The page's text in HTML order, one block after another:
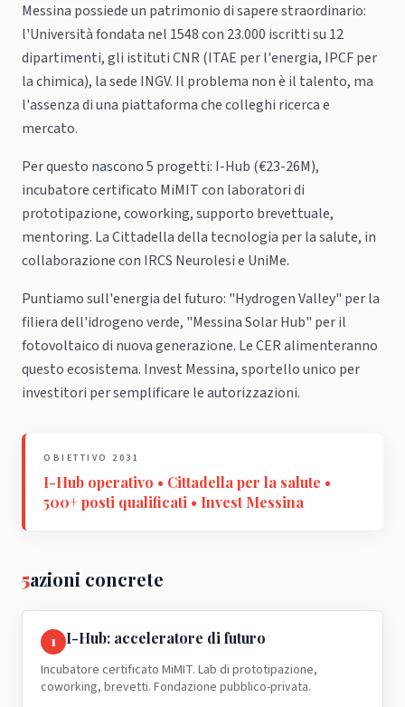
Messina possiede un patrimonio di sapere straordinario:
l'Università fondata nel 1548 con 23.000 iscritti su 12
dipartimenti, gli istituti CNR (ITAE per l'energia, IPCF per
la chimica), la sede INGV. Il problema non è il talento, ma
l'assenza di una piattaforma che colleghi ricerca e
mercato.
Per questo nascono 5 progetti: I-Hub (€23-26M),
incubatore certificato MiMIT con laboratori di
prototipazione, coworking, supporto brevettuale,
mentoring. La Cittadella della tecnologia per la salute, in
collaborazione con IRCS Neurolesi e UniMe.
Puntiamo sull'energia del futuro: "Hydrogen Valley" per la
filiera dell'idrogeno verde, "Messina Solar Hub" per il
fotovoltaico di nuova generazione. Le CER alimenteranno
questo ecosistema. Invest Messina, sportello unico per
investitori per semplificare le autorizzazioni.
OBIETTIVO 2031
I-Hub operativo • Cittadella per la salute •
500+ posti qualificati • Invest Messina
5azioni concrete
1 I-Hub: acceleratore di futuro
Incubatore certificato MiMIT. Lab di prototipazione,
coworking, brevetti. Fondazione pubblico-privata.